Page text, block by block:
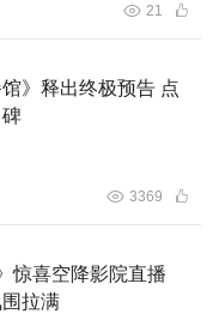
21
》释出终极预告 点
3369
惊喜空降影院直播
拉满